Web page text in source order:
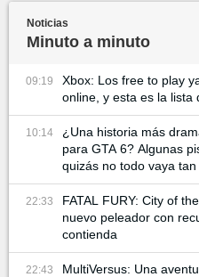
Noticias
Minuto a minuto
09:19
Xbox: Los free to play
online, y esta es la lista
10:14
¿Una historia más
para GTA 6? Algunas
quizás no todo vaya
22:33
FATAL FURY: City of
nuevo peleador con
contienda
22:43
MultiVersus: Una